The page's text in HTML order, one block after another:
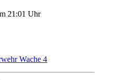
21:01 Uhr
Wache 4